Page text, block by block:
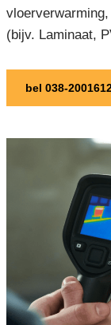
(bijv. Laminaat,
bel 038-